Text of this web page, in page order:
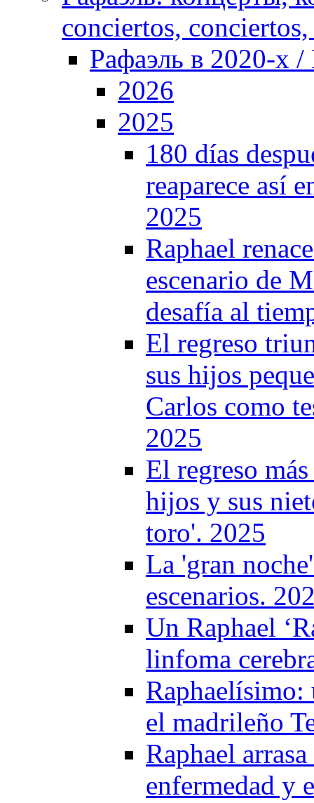
conciertos,
Рафаэль в 2020-х /
2026
2025
180 días
reaparece así
2025
Raphael
escenario de
desafía al
El regreso
sus hijos
Carlos como
2025
El regreso
hijos y sus
toro'. 2025
La 'gran
escenarios.
Un Raphael
linfoma
Raphaelísimo:
el madrileño
Raphael
enfermedad y